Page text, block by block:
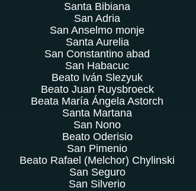
Santa Bibiana
San Adria
San Anselmo monje
Santa Aurelia
San Constantino abad
San Habacuc
Beato Iván Slezyuk
Beato Juan Ruysbroeck
Beata María Ángela Astorch
Santa Martana
San Nono
Beato Oderisio
San Pimenio
Beato Rafael (Melchor) Chylinski
San Seguro
San Silverio